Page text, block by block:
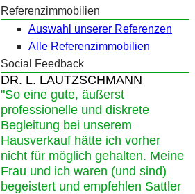
Referenzimmobilien
Auswahl unserer Referenzen
Alle Referenzimmobilien
Social Feedback
DR. L. LAUTZSCHMANN
"So eine gute, äußerst
professionelle und diskrete
Begleitung bei unserem
Hausverkauf hätte ich vorher
nicht für möglich gehalten. Meine
Frau und ich waren (und sind)
begeistert und empfehlen Sattler